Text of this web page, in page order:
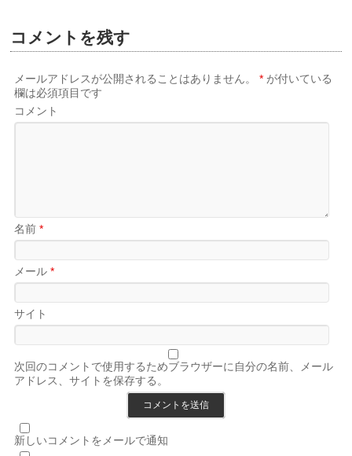
コメントを残す
メールアドレスが公開されることはありません。 * が付いている
欄は必須項目です
コメント
名前*
メール*
サイト
次回のコメントで使用するためブラウザーに自分の名前、メール
アドレス、サイトを保存する。
新しいコメントをメールで通知